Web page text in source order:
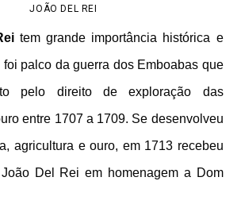
JOÃO DEL REI
tem grande importância histórica e
foi palco da guerra dos Emboabas que
pelo direito de exploração das
entre 1707 a 1709. Se desenvolveu
agricultura e ouro, em 1713 recebeu
Del Rei em homenagem a Dom